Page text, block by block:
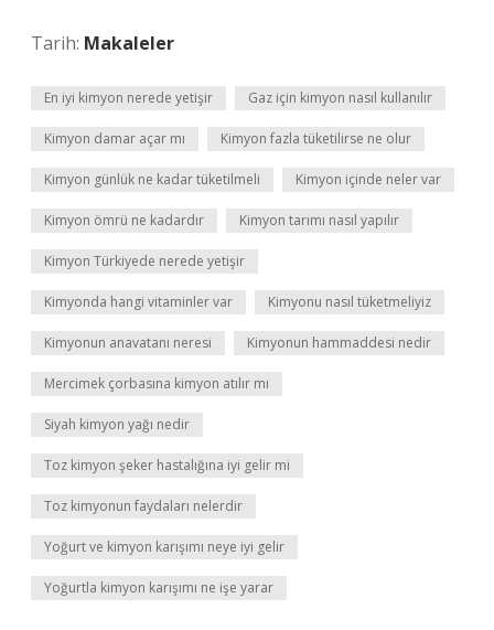
Tarih: Makaleler
En iyi kimyon nerede yetişir Gaz için kimyon nasıl kullanılır
Kimyon damar açar mı Kimyon fazla tüketilirse ne olur
Kimyon günlük ne kadar tüketilmeli Kimyon içinde neler var
Kimyon ömrü ne kadardır Kimyon tarımı nasıl yapılır
Kimyon Türkiyede nerede yetişir
Kimyonda hangi vitaminler var Kimyonu nasıl tüketmeliyiz
Kimyonun anavatanı neresi Kimyonun hammaddesi nedir
Mercimek çorbasına kimyon atılır mı
Siyah kimyon yağı nedir
Toz kimyon şeker hastalığına iyi gelir mi
Toz kimyonun faydaları nelerdir
Yoğurt ve kimyon karışımı neye iyi gelir
Yoğurtla kimyon karışımı ne işe yarar